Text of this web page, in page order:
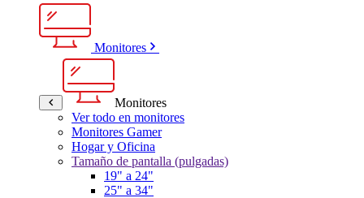
Monitores
Monitores
Ver todo en monitores
Monitores Gamer
Hogar y Oficina
Tamaño de pantalla (pulgadas)
19" a 24"
25" a 34"